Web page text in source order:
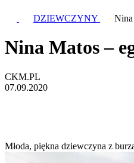
DZIEWCZYNY Nina
Nina Matos –
CKM.PL
07.09.2020
Młoda, piękna dziewczyna z